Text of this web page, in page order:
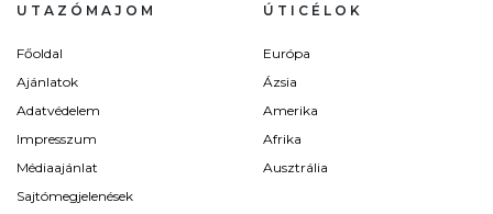
UTAZÓMAJOM
Főoldal
Ajánlatok
Adatvédelem
Impresszum
Médiaajánlat
Sajtómegjelenések
ÚTICÉLOK
Európa
Ázsia
Amerika
Afrika
Ausztrália